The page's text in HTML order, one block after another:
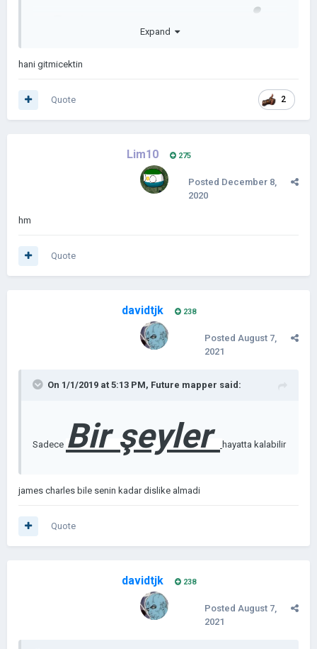
HAİN !
ŞEYLER
İ
ŞEYLERD
EĞİL SENİ
HAİN !
Expand
hani gitmicektin
2
Quote
Lim10 275
Posted December 8,
2020
hm
Quote
davidtjk 238
Posted August 7,
2021
On 1/1/2019 at 5:13 PM, Future mapper said:
Sadece Bir şeyler hayatta kalabilir
james charles bile senin kadar dislike almadi
Quote
davidtjk 238
Posted August 7,
2021